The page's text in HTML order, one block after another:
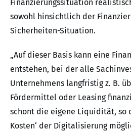
Finanzierungssituation
sowohl hinsichtlich der
Sicherheiten-Situation.
„Auf dieser Basis kann eine
entstehen, bei der alle
Unternehmens langfristig z. B.
Fördermittel oder Leasing
schont die eigene Liquidität, so
Kosten‘ der Digitalisierung